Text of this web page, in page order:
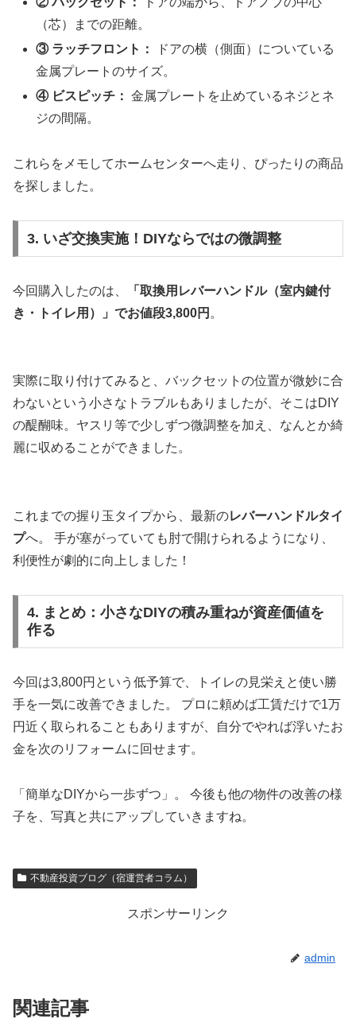
（芯）までの距離。
③ ラッチフロント：
ドアの横（側面）についている
金属プレートのサイズ。
④ ビスピッチ： 金属プレートを止めているネジとネ
ジの間隔。
これらをメモしてホームセンターへ走り、ぴったりの商品
を探しました。
3. いざ交換実施！DIYならではの微調整
今回購入したのは、
「取換用レバーハンドル（室内鍵付
き・トイレ用）」でお値段3,800円 。
実際に取り付けてみると、バックセットの位置が微妙に合
わないという小さなトラブルもありましたが、そこはDIY
の醍醐味。ヤスリ等で少しずつ微調整を加え、なんとか綺
麗に収めることができました。
これまでの握り玉タイプから、最新のレバーハンドルタイ
プへ。 手が塞がっていても肘で開けられるようになり、
利便性が劇的に向上しました！
4. まとめ：小さなDIYの積み重ねが資産価値を
作る
今回は3,800円という低予算で、トイレの見栄えと使い勝
手を一気に改善できました。 プロに頼めば工賃だけで1万
円近く取られることもありますが、自分でやれば浮いたお
金を次のリフォームに回せます。
「簡単なDIYから一歩ずつ」。 今後も他の物件の改善の様
子を、写真と共にアップしていきますね。
不動産投資ブログ（宿運営者コラム）
スポンサーリンク
admin
関連記事